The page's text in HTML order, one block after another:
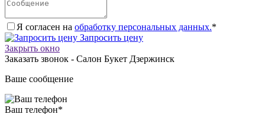
Я согласен на обработку персональных данных.*
Запросить цену
Закрыть окно
Заказать звонок - Салон Букет Дзержинск
Ваше сообщение
Ваш телефон*